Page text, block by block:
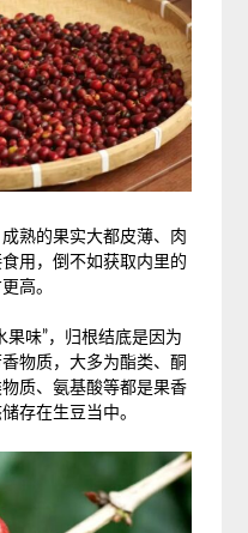
熟的果实大都皮薄、肉
用，倒不如获取内里的
高。
果味”，归根结底是因为
物质，大多为酯类、酮
质、氨基酸等都是果香
存在生豆当中。